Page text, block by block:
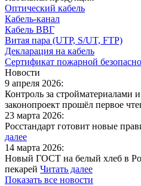
Оптический кабель
Кабель-канал
Кабель ВВГ
Витая пара (UTP, S/UT, FTP)
Декларация на кабель
Сертификат пожарной
Новости
9 апреля 2026:
Контроль за стройматериалами
законопроект прошёл первое
23 марта 2026:
Росстандарт готовит новые
далее
14 марта 2026:
Новый ГОСТ на белый хлеб в
пекарей Читать далее
Показать все новости